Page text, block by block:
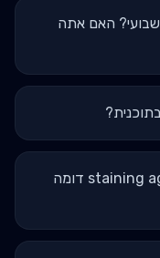
מהי השיטה שלך לתכנון volume שבועי? האם אתה
מה הניסיון שלך עם מתאמנים בstaining age דומה